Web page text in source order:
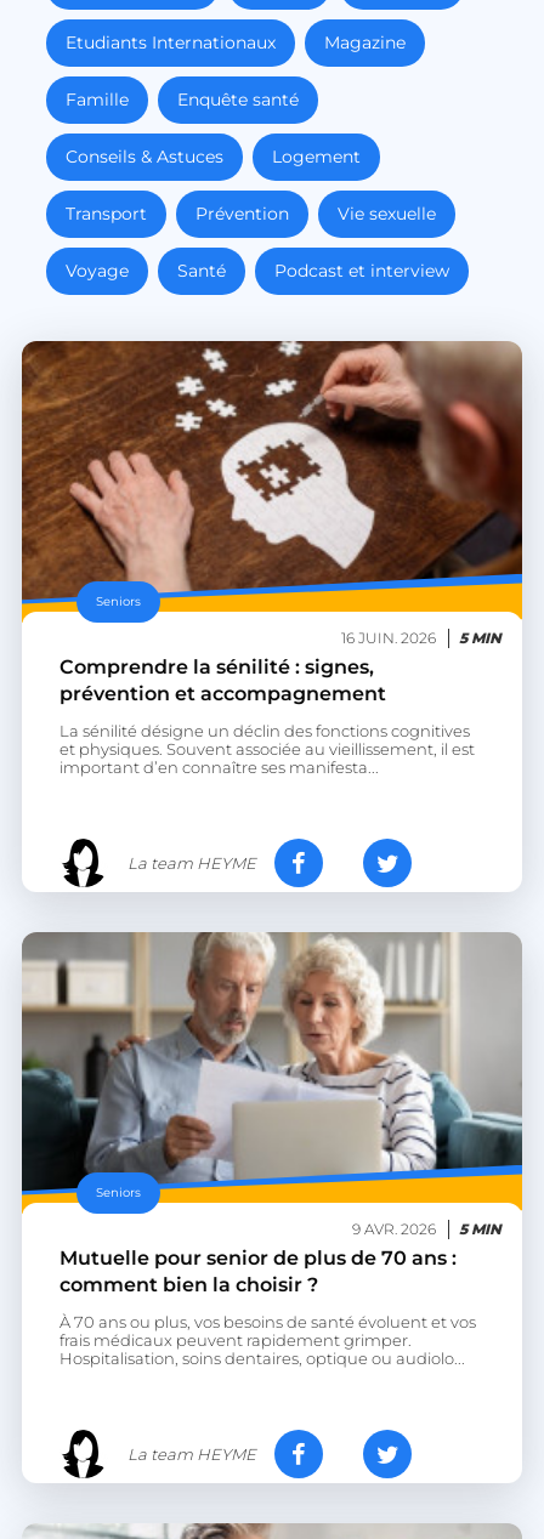
Etudiants Internationaux Magazine
Famille Enquête santé
Conseils & Astuces Logement
Transport Prévention Vie sexuelle
Voyage Santé Podcast et interview
16 JUIN. 2026 5 MIN
Seniors
Comprendre la sénilité : signes,
prévention et accompagnement
La sénilité désigne un déclin des fonctions cognitives
et physiques. Souvent associée au vieillissement, il est
important d’en connaître ses manifesta...
La team HEYME
9 AVR. 2026 5 MIN
Seniors
Mutuelle pour senior de plus de 70 ans :
comment bien la choisir ?
À 70 ans ou plus, vos besoins de santé évoluent et vos
frais médicaux peuvent rapidement grimper.
Hospitalisation, soins dentaires, optique ou audiolo...
La team HEYME